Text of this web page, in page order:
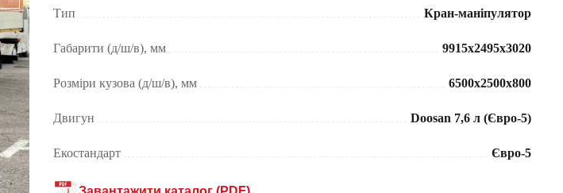
Тип Кран-маніпулятор
Габарити (д/ш/в), мм 9915x2495x3020
Розміри кузова (д/ш/в), мм 6500х2500х800
Двигун Doosan 7,6 л (Євро-5)
Екостандарт Євро-5